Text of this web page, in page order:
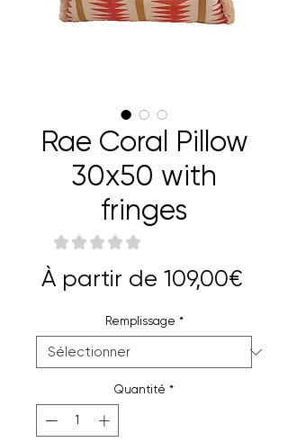
Rae Coral Pillow
30x50 with
fringes
★ ★ ★ ★ ★
À partir de 109,00€Prix
Remplissage *
Quantité *